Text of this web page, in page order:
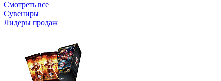
Смотреть все
Сувениры
Лидеры продаж